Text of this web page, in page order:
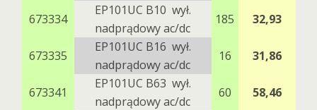
673334
EP101UC B10 wył.
nadprądowy ac/dc
185 32,93
673335
EP101UC B16 wył.
nadprądowy ac/dc
16 31,86
673341
EP101UC B63 wył.
nadprądowy ac/dc
60 58,46